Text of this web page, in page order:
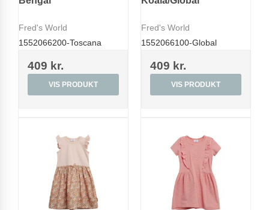
Fred's World
1552066200-Toscana
409 kr.
VIS PRODUKT
Fred's World
1552066100-Global
409 kr.
VIS PRODUKT